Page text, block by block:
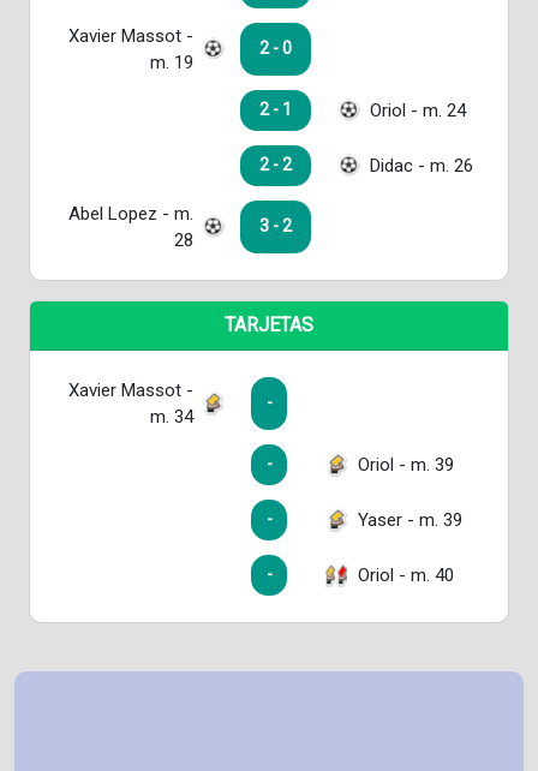
Xavier Massot -
m. 19
2 - 0
2 - 1 Oriol - m. 24
2 - 2 Didac - m. 26
Abel Lopez - m.
28
3 - 2
TARJETAS
Xavier Massot -
m. 34
-
- Oriol - m. 39
- Yaser - m. 39
- Oriol - m. 40